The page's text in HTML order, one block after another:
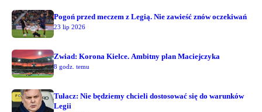
Pogoń przed meczem z Legią. Nie zawieść znów oczekiwań
23 lip 2026
Zwiad: Korona Kielce. Ambitny plan Maciejczyka
8 godz. temu
Tułacz: Nie będziemy chcieli dostosować się do warunków
Legii